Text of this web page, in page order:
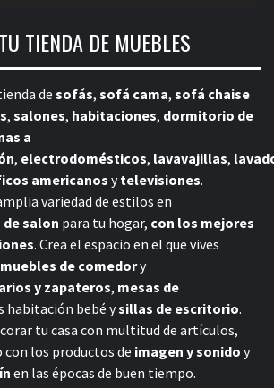
TIENDA DE MUEBLES
de sofás, sofá cama, sofá chaise
, salones, habitaciones, dormitorio de
a
, electrodomésticos, lavavajillas,
americanos ytelevisiones.
variedad de estilos en
salon para tu hogar, con los mejores
. Crea el espacio en el que vives
muebles de comedory
y zapateros, mesas de
habitación bebé ysillas de escritorio.
tu casa con multitud de artículos,
los productos de imagen y sonido y
en las épocas de buen tiempo.